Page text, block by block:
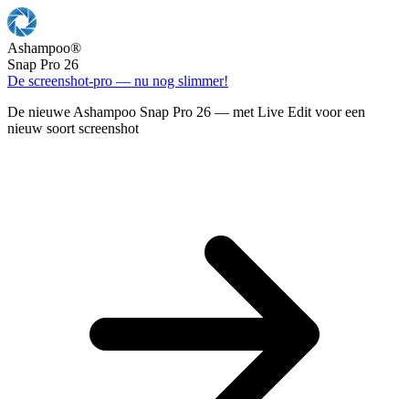
Ashampoo®
Snap Pro 26
De screenshot-pro — nu nog slimmer!
De nieuwe Ashampoo Snap Pro 26 — met Live Edit voor een
nieuw soort screenshot